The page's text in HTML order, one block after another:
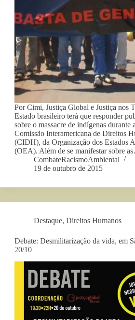
Por Cimi, Justiça Global e Justiça nos
Estado brasileiro terá que responder
sobre o massacre de indígenas durante
Comissão Interamericana de Direitos
(CIDH), da Organização dos Estados
(OEA). Além de se manifestar sobre
CombateRacismoAmbiental
19 de outubro de 2015
Destaque, Direitos Humanos
Debate: Desmilitarização da vida, em
20/10